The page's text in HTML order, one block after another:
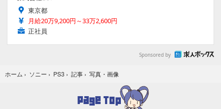
東京都
月給20万9,200円～33万2,600円
正社員
Sponsored by
ホーム › ソニー › PS3 › 記事 › 写真・画像